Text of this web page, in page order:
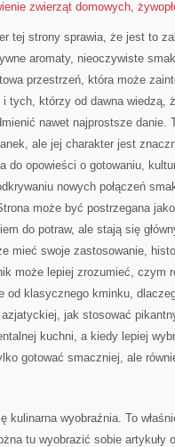
zwierząt domowych,
tej strony sprawia, że jest to
aromaty, nieoczywiste
przestrzeń, która może
tych, którzy od dawna wiedzą,
nawet najprostsze danie.
ale jej charakter jest
do opowieści o gotowaniu,
nowych połączeń
może być postrzegana
do potraw, ale stają się
mieć swoje zastosowanie,
może lepiej zrozumieć, czym
od klasycznego kminku,
jak stosować
kuchni, a kiedy lepiej
gotować smaczniej, ale
kulinarna wyobraźnia. To
tu wyobrazić sobie artykuły